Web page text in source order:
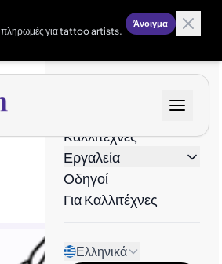
πληρωμές για tattoo artists.
Άνοιγμα
Καλλιτέχνες
Εργαλεία
Οδηγοί
Για Καλλιτέχνες
Ελληνικά